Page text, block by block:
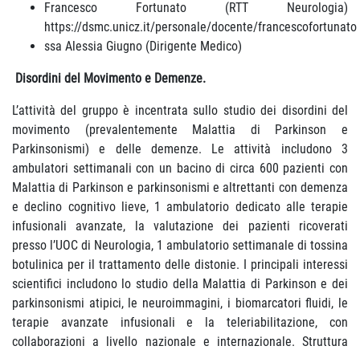
Francesco Fortunato (RTT Neurologia)
https://dsmc.unicz.it/personale/docente/francescofortunato
ssa Alessia Giugno (Dirigente Medico)
Disordini del Movimento e Demenze.
L’attività del gruppo è incentrata sullo studio dei disordini del
movimento (prevalentemente Malattia di Parkinson e
Parkinsonismi) e delle demenze. Le attività includono 3
ambulatori settimanali con un bacino di circa 600 pazienti con
Malattia di Parkinson e parkinsonismi e altrettanti con demenza
e declino cognitivo lieve, 1 ambulatorio dedicato alle terapie
infusionali avanzate, la valutazione dei pazienti ricoverati
presso l’UOC di Neurologia, 1 ambulatorio settimanale di tossina
botulinica per il trattamento delle distonie. I principali interessi
scientifici includono lo studio della Malattia di Parkinson e dei
parkinsonismi atipici, le neuroimmagini, i biomarcatori fluidi, le
terapie avanzate infusionali e la teleriabilitazione, con
collaborazioni a livello nazionale e internazionale. Struttura